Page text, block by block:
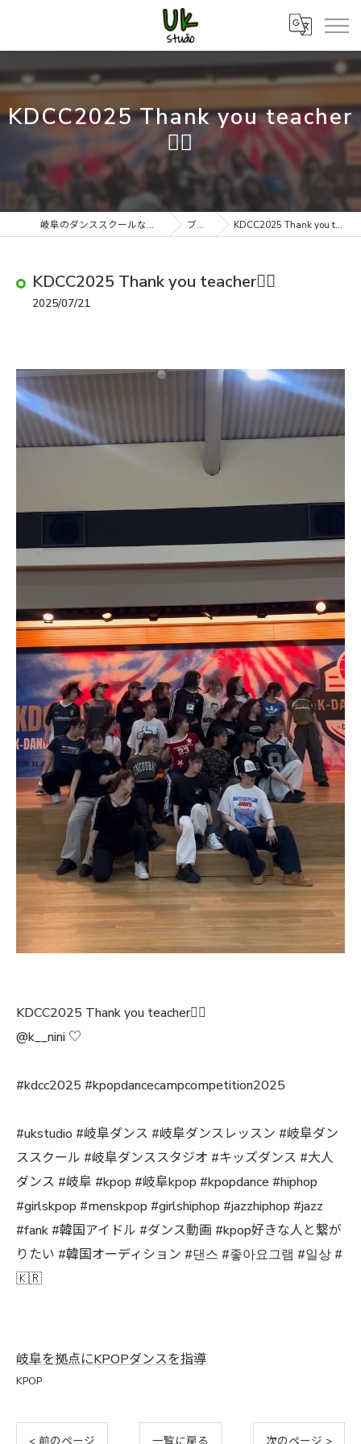
KDCC2025 Thank you teacher
❤️‍🔥
岐阜のダンススクールならUK studio ブログ KDCC2025 Thank you teacher❤️‍🔥
KDCC2025 Thank you teacher❤️‍🔥
2025/07/21
KDCC2025 Thank you teacher❤️‍🔥
@k__nini ♡
#kdcc2025 #kpopdancecampcompetition2025
#ukstudio #岐阜ダンス #岐阜ダンスレッスン #岐阜ダン
ススクール #岐阜ダンススタジオ #キッズダンス #大人
ダンス #岐阜 #kpop #岐阜kpop #kpopdance #hiphop
#girlskpop #menskpop #girlshiphop #jazzhiphop #jazz
#fank #韓国アイドル #ダンス動画 #kpop好きな人と繋が
りたい #韓国オーディション #댄스 #좋아요그램 #일상 #
🇰🇷
岐阜を拠点にKPOPダンスを指導
KPOP